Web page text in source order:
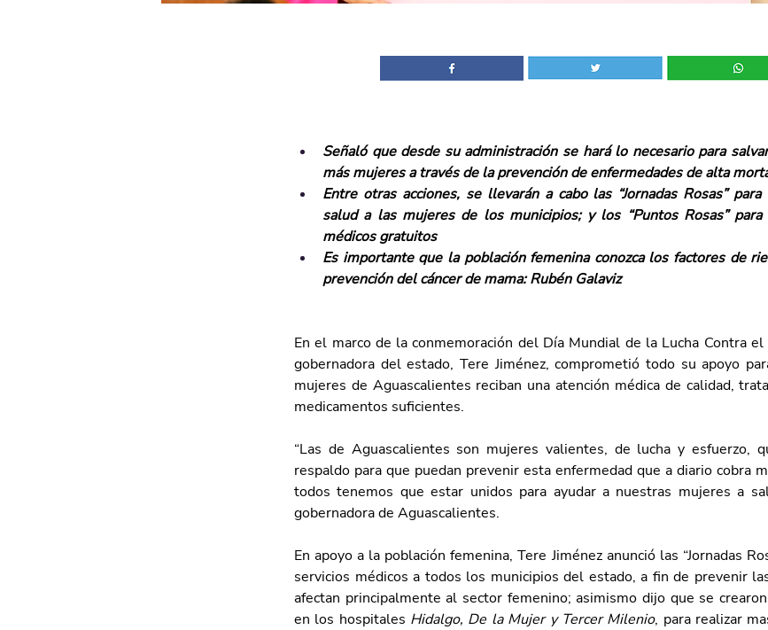
Señaló que desde su administración se hará lo necesario para
más mujeres a través de la prevención de enfermedades de alta
Entre otras acciones, se llevarán a cabo las “Jornadas Rosas”
salud a las mujeres de los municipios; y los “Puntos Rosas”
médicos gratuitos
Es importante que la población femenina conozca los factores de
prevención del cáncer de mama: Rubén Galaviz
En el marco de la conmemoración del Día Mundial de la Lucha Contra
gobernadora del estado, Tere Jiménez, comprometió todo su apoyo
mujeres de Aguascalientes reciban una atención médica de calidad,
medicamentos suficientes.
“Las de Aguascalientes son mujeres valientes, de lucha y esfuerzo,
respaldo para que puedan prevenir esta enfermedad que a diario cobra
todos tenemos que estar unidos para ayudar a nuestras mujeres a
gobernadora de Aguascalientes.
En apoyo a la población femenina, Tere Jiménez anunció las “Jornadas
servicios médicos a todos los municipios del estado, a fin de prevenir
afectan principalmente al sector femenino; asimismo dijo que se
en los hospitales Hidalgo, De la Mujer y Tercer Milenio, para realizar